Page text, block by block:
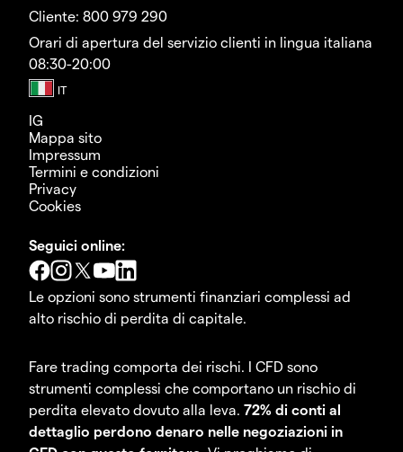
Cliente: 800 979 290
Orari di apertura del servizio clienti in lingua italiana
08:30-20:00
IG
Mappa sito
Impressum
Termini e condizioni
Privacy
Cookies
Seguici online:
Le opzioni sono strumenti finanziari complessi ad
alto rischio di perdita di capitale.
Fare trading comporta dei rischi. I CFD sono
strumenti complessi che comportano un rischio di
perdita elevato dovuto alla leva. 72% di conti al
dettaglio perdono denaro nelle negoziazioni in